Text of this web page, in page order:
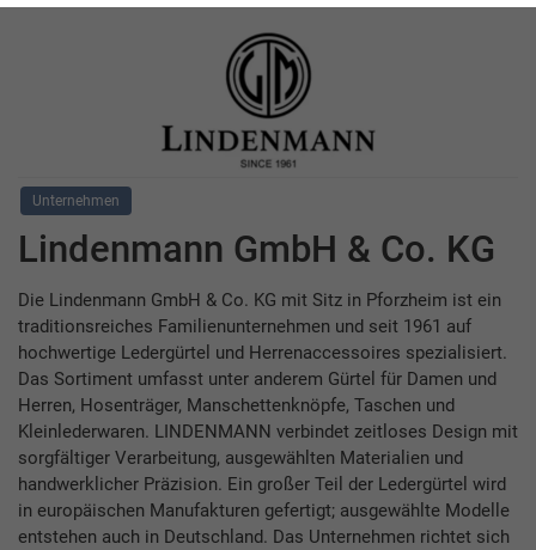
Unternehmen
Lindenmann GmbH & Co. KG
Die Lindenmann GmbH & Co. KG mit Sitz in Pforzheim ist ein
traditionsreiches Familienunternehmen und seit 1961 auf
hochwertige Ledergürtel und Herrenaccessoires spezialisiert.
Das Sortiment umfasst unter anderem Gürtel für Damen und
Herren, Hosenträger, Manschettenknöpfe, Taschen und
Kleinlederwaren. LINDENMANN verbindet zeitloses Design mit
sorgfältiger Verarbeitung, ausgewählten Materialien und
handwerklicher Präzision. Ein großer Teil der Ledergürtel wird
in europäischen Manufakturen gefertigt; ausgewählte Modelle
entstehen auch in Deutschland. Das Unternehmen richtet sich